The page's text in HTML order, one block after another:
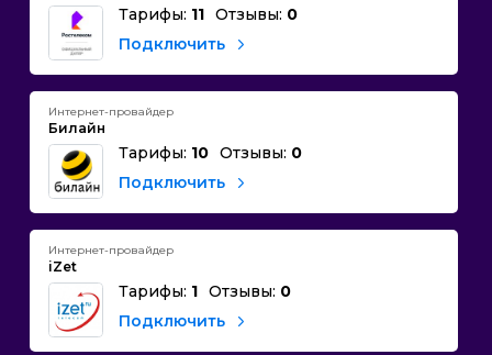
Тарифы: 11 Отзывы: 0
Подключить
Интернет-провайдер
Билайн
Тарифы: 10 Отзывы: 0
Подключить
Интернет-провайдер
iZet
Тарифы: 1 Отзывы: 0
Подключить